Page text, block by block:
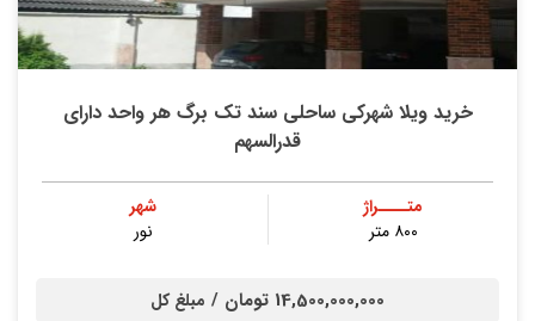
خرید ویلا شهرکی ساحلی سند تک برگ هر واحد دارای
قدرالسهم
متــــراژ
۸۰۰ متر
شهر
نور
14,500,000,000 تومان / مبلغ کل